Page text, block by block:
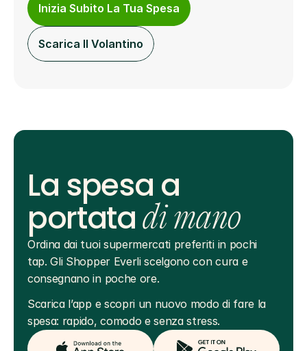
Inizia Subito La Tua Spesa
Scarica Il Volantino
La spesa a
portatadi mano
Ordina dai tuoi supermercati preferiti in pochi
tap. Gli Shopper Everli scelgono con cura e
consegnano in poche ore.
Scarica l’app e scopri un nuovo modo di fare la
spesa: rapido, comodo e senza stress.